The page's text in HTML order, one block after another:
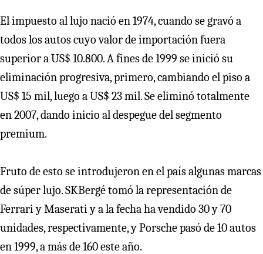
El impuesto al lujo nació en 1974, cuando se gravó a
todos los autos cuyo valor de importación fuera
superior a US$ 10.800. A fines de 1999 se inició su
eliminación progresiva, primero, cambiando el piso a
US$ 15 mil, luego a US$ 23 mil. Se eliminó totalmente
en 2007, dando inicio al despegue del segmento
premium.
Fruto de esto se introdujeron en el país algunas marcas
de súper lujo. SKBergé tomó la representación de
Ferrari y Maserati y a la fecha ha vendido 30 y 70
unidades, respectivamente, y Porsche pasó de 10 autos
en 1999, a más de 160 este año.